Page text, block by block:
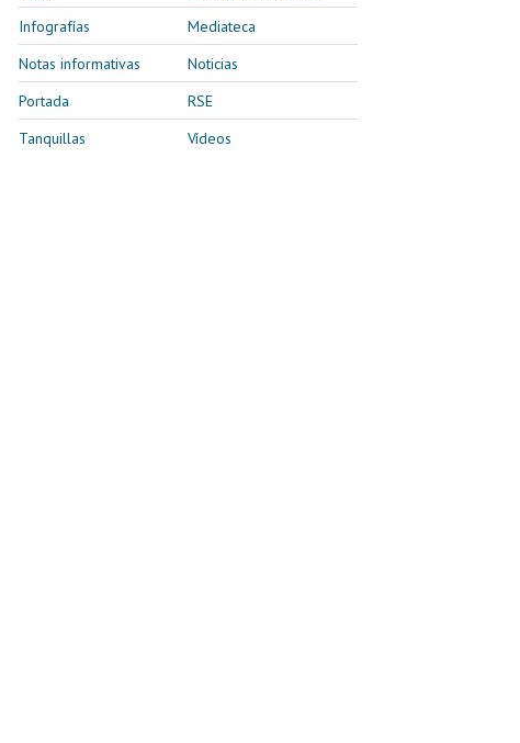
Infografías
Mediateca
Notas informativas
Noticias
Portada
RSE
Tanquillas
Vídeos